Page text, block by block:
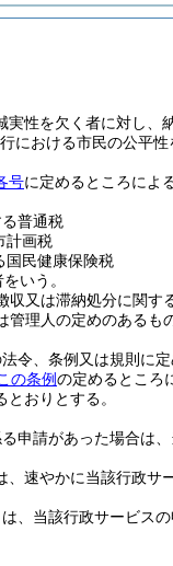
性を欠く者に対し
における市民の公平性
号に定めるところによる
普通税
計画税
国民健康保険税
いう。
収又は滞納処分に関す
管理人の定めのあるも
令、条例又は規則に
の条例の定めるところ
とおりとする。
申請があった場合は
速やかに当該行政サ
、当該行政サービス